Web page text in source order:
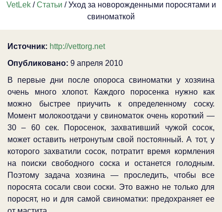
VetLek/Статьи / Уход за новорожденными поросятами и
свиноматкой
Источник: http://vettorg.net
Опубликовано: 9 апреля 2010
В первые дни после опороса свиноматки у хозяина
очень много хлопот. Каждого поросенка нужно как
можно быстрее приучить к определенному соску.
Момент молокоотдачи у свиноматок очень короткий —
30 – 60 сек. Поросенок, захвативший чужой сосок,
может оставить нетронутым свой постоянный. А тот, у
которого захватили сосок, потратит время кормления
на поиски свободного соска и останется голодным.
Поэтому задача хозяина — проследить, чтобы все
поросята сосали свои соски. Это важно не только для
поросят, но и для самой свиноматки: предохраняет ее